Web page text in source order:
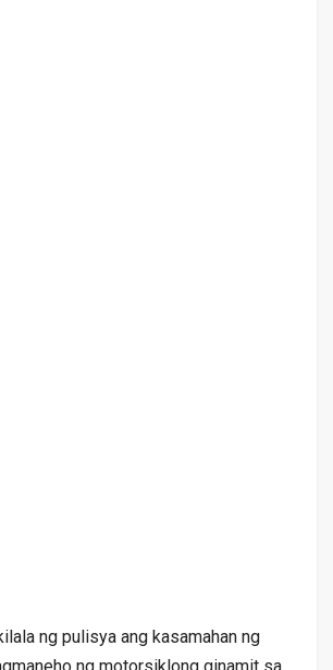
ng pulisya ang kasamahan ng
ng motorsiklong ginamit sa